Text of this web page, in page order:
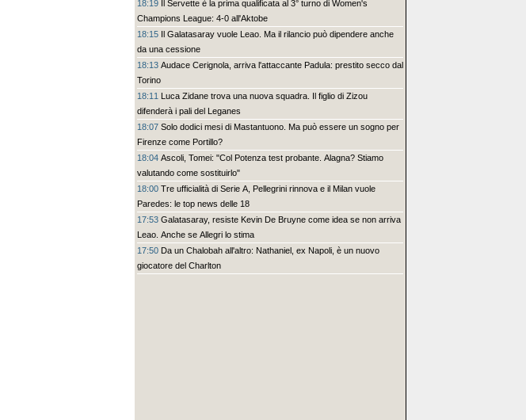
18:19 Il Servette è la prima qualificata al 3° turno di Women's
Champions League: 4-0 all'Aktobe
18:15 Il Galatasaray vuole Leao. Ma il rilancio può dipendere anche
da una cessione
18:13 Audace Cerignola, arriva l'attaccante Padula: prestito secco dal
Torino
18:11 Luca Zidane trova una nuova squadra. Il figlio di Zizou
difenderà i pali del Leganes
18:07 Solo dodici mesi di Mastantuono. Ma può essere un sogno per
Firenze come Portillo?
18:04 Ascoli, Tomei: "Col Potenza test probante. Alagna? Stiamo
valutando come sostituirlo"
18:00 Tre ufficialità di Serie A, Pellegrini rinnova e il Milan vuole
Paredes: le top news delle 18
17:53 Galatasaray, resiste Kevin De Bruyne come idea se non arriva
Leao. Anche se Allegri lo stima
17:50 Da un Chalobah all'altro: Nathaniel, ex Napoli, è un nuovo
giocatore del Charlton